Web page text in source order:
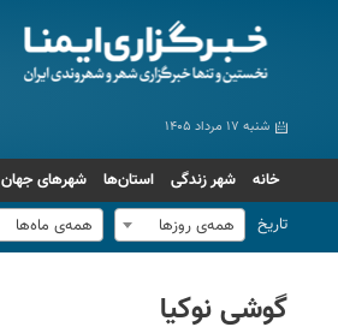
شنبه ۱۷ مرداد ۱۴۰۵
خانه شهر زندگی استان‌ها شهرهای جهان
تاریخ
همه‌ی روزها همه‌ی ماه‌ها
گوشی نوکیا